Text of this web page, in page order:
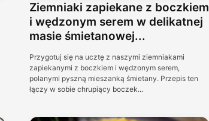
Ziemniaki zapiekane z boczkiem
i wędzonym serem w delikatnej
masie śmietanowej...
Przygotuj się na ucztę z naszymi ziemniakami
zapiekanymi z boczkiem i wędzonym serem,
polanymi pyszną mieszanką śmietany. Przepis ten
łączy w sobie chrupiący boczek...